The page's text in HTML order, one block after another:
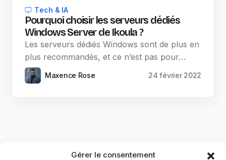
Gérer le consentement
Tech & IA
Pourquoi choisir les serveurs dédiés
Windows Server de Ikoula ?
Les serveurs dédiés Windows sont de plus en
plus recommandés, et ce n’est pas pour…
Maxence Rose 24 février 2022